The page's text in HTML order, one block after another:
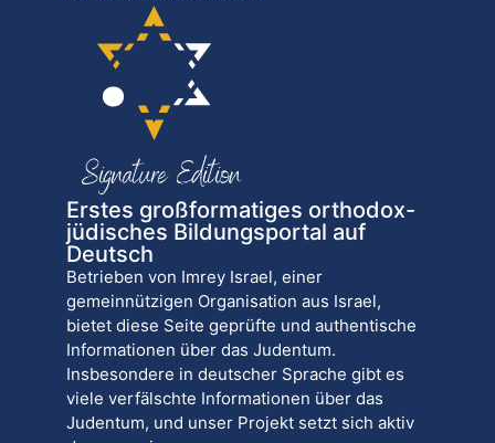
Erstes großformatiges orthodox-
jüdisches Bildungsportal auf
Deutsch
Betrieben von Imrey Israel, einer
gemeinnützigen Organisation aus Israel,
bietet diese Seite geprüfte und authentische
Informationen über das Judentum.
Insbesondere in deutscher Sprache gibt es
viele verfälschte Informationen über das
Judentum, und unser Projekt setzt sich aktiv